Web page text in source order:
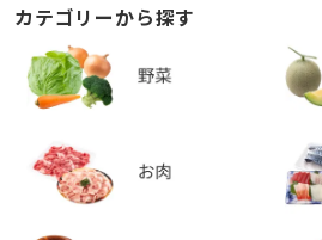
カテゴリーから探す